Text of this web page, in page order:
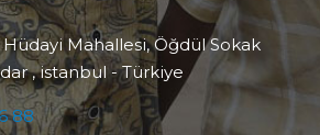
Mahallesi, Öğdül Sokak
, istanbul - Türkiye
88